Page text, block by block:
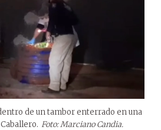
de un tambor enterrado en una
Foto: Marciano Candia.